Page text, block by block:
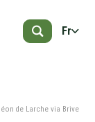
Fr
de Larche via Brive